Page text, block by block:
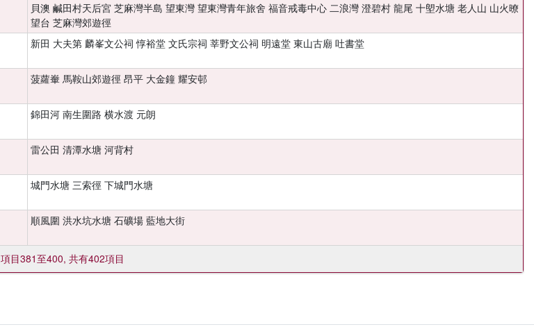
貝澳 鹹田村天后宮 芝麻灣半島 望東灣 望東灣青年旅舍 福音戒毒中心 二浪灣 澄碧村 龍尾 十塱水塘 老人山 山火暸
望台 芝麻灣郊遊徑
新田 大夫第 麟峯文公祠 惇裕堂 文氏宗祠 莘野文公祠 明遠堂 東山古廟 吐書堂
菠蘿輋 馬鞍山郊遊徑 昂平 大金鐘 耀安邨
錦田河 南生圍路 横水渡 元朗
雷公田 清潭水塘 河背村
城門水塘 三索徑 下城門水塘
順風圍 洪水坑水塘 石礦場 藍地大街
項目381至400, 共有402項目